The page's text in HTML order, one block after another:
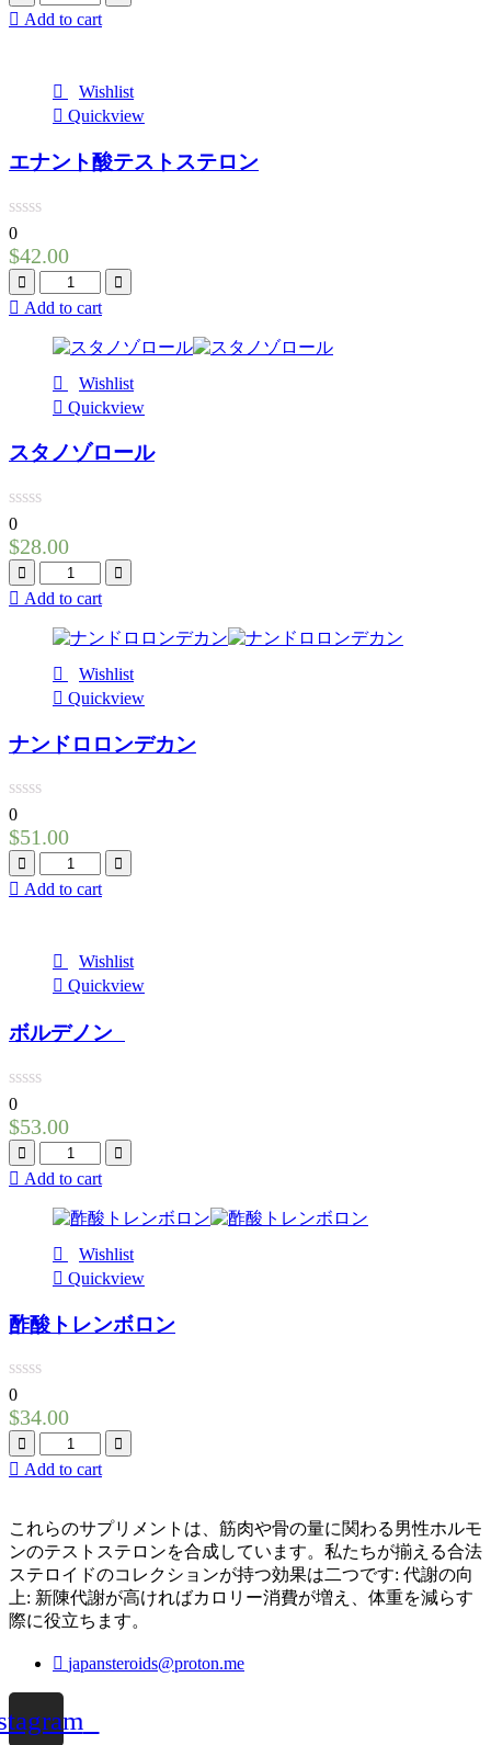
Add to cart
Wishlist
Quickview
エナント酸テストステロン
0
$42.00
Quantity
Add to cart
Wishlist
Quickview
スタノゾロール
0
$28.00
Quantity
Add to cart
Wishlist
Quickview
ナンドロロンデカン
0
$51.00
Quantity
Add to cart
Wishlist
Quickview
ボルデノン
0
$53.00
Quantity
Add to cart
Wishlist
Quickview
酢酸トレンボロン
0
$34.00
Quantity
Add to cart
これらのサプリメントは、筋肉や骨の量に関わる男性ホルモ
ンのテストステロンを合成しています。私たちが揃える合法
ステロイドのコレクションが持つ効果は二つです: 代謝の向
上: 新陳代謝が高ければカロリー消費が増え、体重を減らす
際に役立ちます。
japansteroids@proton.me